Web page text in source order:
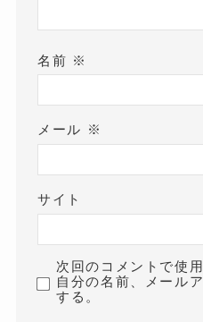
名前 ※
メール ※
サイト
次回のコメントで使
自分の名前、メール
する。